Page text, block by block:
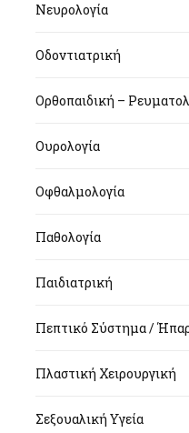
Νευρολογία
Οδοντιατρική
Ορθοπαιδική –
Ουρολογία
Οφθαλμολογία
Παθολογία
Παιδιατρική
Πεπτικό Σύστημα /
Πλαστική Χειρουργική
Σεξουαλική Υγεία